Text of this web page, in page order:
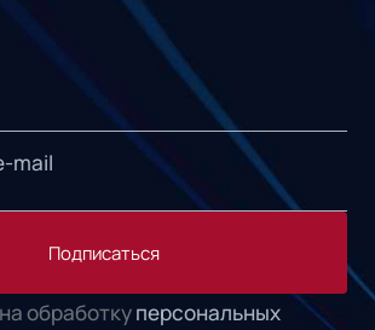
Подписаться
обработкуперсональных